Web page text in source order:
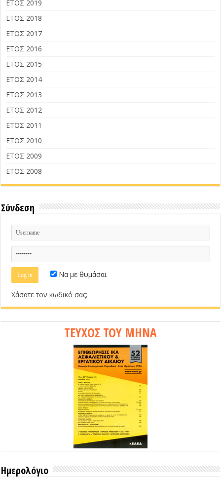
ΕΤΟΣ 2019
ΕΤΟΣ 2018
ΕΤΟΣ 2017
ΕΤΟΣ 2016
ΕΤΟΣ 2015
ΕΤΟΣ 2014
ΕΤΟΣ 2013
ΕΤΟΣ 2012
ΕΤΟΣ 2011
ΕΤΟΣ 2010
ΕΤΟΣ 2009
ΕΤΟΣ 2008
Σύνδεση
Να με θυμάσαι
Χάσατε τον κωδικό σας;
ΤΕΥΧΟΣ ΤΟΥ ΜΗΝΑ
Ημερολόγιο